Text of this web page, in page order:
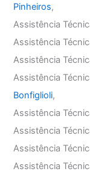
Pinheiros,
Assistência
Assistência
Assistência
Assistência
Bonfiglioli,
Assistência
Assistência
Assistência
Assistência